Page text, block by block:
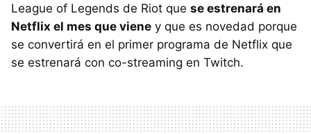
League of Legends de Riot que se estrenará en
Netflix el mes que viene y que es novedad porque
se convertirá en el primer programa de Netflix que
se estrenará con co-streaming en Twitch.